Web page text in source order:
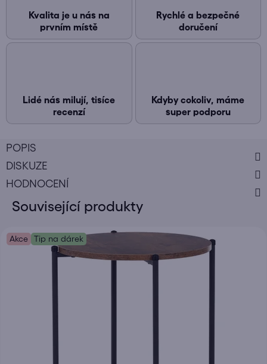
Kvalita je u nás na
prvním místě
Rychlé a bezpečné
doručení
Lidé nás milují, tisíce
recenzí
Kdyby cokoliv, máme
super podporu
POPIS
DISKUZE
HODNOCENÍ
Související produkty
Akce Tip na dárek